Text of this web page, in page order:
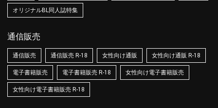
オリジナルBL同人誌特集
通信販売
通信販売 通信販売 R-18 女性向け通販 女性向け通販 R-18
電子書籍販売 電子書籍販売 R-18 女性向け電子書籍販売
女性向け電子書籍販売 R-18